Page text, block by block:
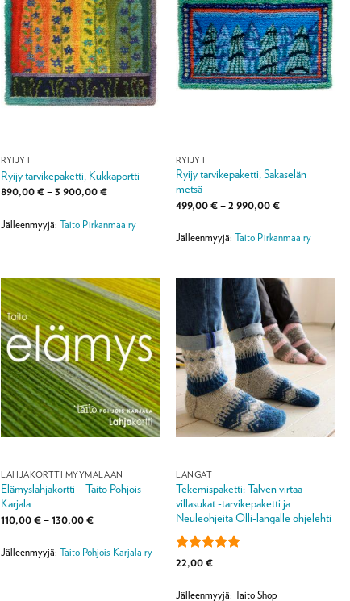
RYIJYT
Ryijy tarvikepaketti, Kukkaportti
890,00€–3 900,00€Hintaluokka:
3
Jälleenmyyjä:Taito Pirkanmaa ry
RYIJYT
Ryijy tarvikepaketti, Sakaselän
metsä
499,00€–2 990,00€Hintaluokka:
2
Jälleenmyyjä:Taito Pirkanmaa ry
LAHJAKORTTI MYYMÄLÄÄN
Elämyslahjakortti – Taito Pohjois-
Karjala
110,00€–130,00€Hintaluokka:
130,00 €
Jälleenmyyjä:Taito Pohjois-Karjala ry
LANGAT
Tekemispaketti: Talven virtaa
villasukat -tarvikepaketti ja
Neuleohjeita Olli-langalle ohjelehti
Arvostelu
22,00€
Jälleenmyyjä: Taito Shop